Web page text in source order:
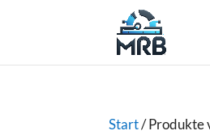
Start/ Produkte